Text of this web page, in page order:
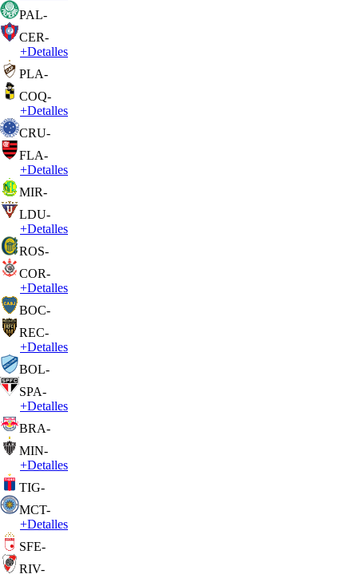
PAL-
CER-
+Detalles
PLA-
COQ-
+Detalles
CRU-
FLA-
+Detalles
MIR-
LDU-
+Detalles
ROS-
COR-
+Detalles
BOC-
REC-
+Detalles
BOL-
SPA-
+Detalles
BRA-
MIN-
+Detalles
TIG-
MCT-
+Detalles
SFE-
RIV-